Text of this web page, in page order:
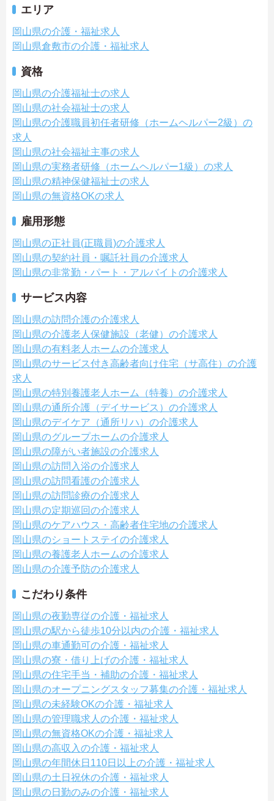
エリア
岡山県の介護・福祉求人
岡山県倉敷市の介護・福祉求人
資格
岡山県の介護福祉士の求人
岡山県の社会福祉士の求人
岡山県の介護職員初任者研修（ホームヘルパー2級）の
求人
岡山県の社会福祉主事の求人
岡山県の実務者研修（ホームヘルパー1級）の求人
岡山県の精神保健福祉士の求人
岡山県の無資格OKの求人
雇用形態
岡山県の正社員(正職員)の介護求人
岡山県の契約社員・嘱託社員の介護求人
岡山県の非常勤・パート・アルバイトの介護求人
サービス内容
岡山県の訪問介護の介護求人
岡山県の介護老人保健施設（老健）の介護求人
岡山県の有料老人ホームの介護求人
岡山県のサービス付き高齢者向け住宅（サ高住）の介護
求人
岡山県の特別養護老人ホーム（特養）の介護求人
岡山県の通所介護（デイサービス）の介護求人
岡山県のデイケア（通所リハ）の介護求人
岡山県のグループホームの介護求人
岡山県の障がい者施設の介護求人
岡山県の訪問入浴の介護求人
岡山県の訪問看護の介護求人
岡山県の訪問診療の介護求人
岡山県の定期巡回の介護求人
岡山県のケアハウス・高齢者住宅地の介護求人
岡山県のショートステイの介護求人
岡山県の養護老人ホームの介護求人
岡山県の介護予防の介護求人
こだわり条件
岡山県の夜勤専従の介護・福祉求人
岡山県の駅から徒歩10分以内の介護・福祉求人
岡山県の車通勤可の介護・福祉求人
岡山県の寮・借り上げの介護・福祉求人
岡山県の住宅手当・補助の介護・福祉求人
岡山県のオープニングスタッフ募集の介護・福祉求人
岡山県の未経験OKの介護・福祉求人
岡山県の管理職求人の介護・福祉求人
岡山県の無資格OKの介護・福祉求人
岡山県の高収入の介護・福祉求人
岡山県の年間休日110日以上の介護・福祉求人
岡山県の土日祝休の介護・福祉求人
岡山県の日勤のみの介護・福祉求人